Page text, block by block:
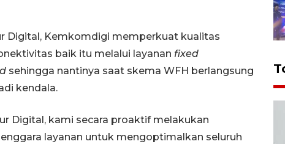
Digital, Kemkomdigi memperkuat kualitas
baik itu melalui layanan fixed
sehingga nantinya saat skema WFH berlangsung
kendala.
Digital, kami secara proaktif melakukan
layanan untuk mengoptimalkan seluruh